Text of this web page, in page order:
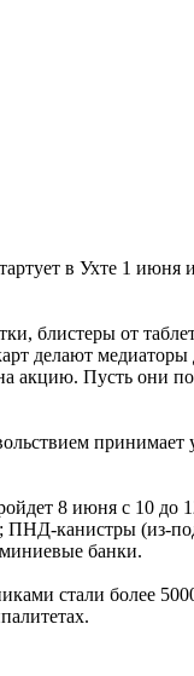
в Ухте 1 июня
блистеры от
делают
акцию. Пусть они
принимает
8 июня с 10 до
ПНД-канистры (из-
банки.
стали более